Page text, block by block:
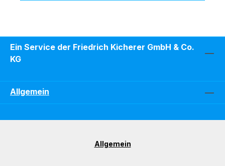
Ein Service der Friedrich Kicherer GmbH & Co.
KG
Allgemein
Allgemein